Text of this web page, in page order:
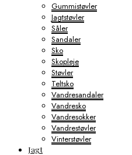
Gummistøvler
Jagtstøvler
Såler
Sandaler
Sko
Skopleje
Støvler
Teltsko
Vandresandaler
Vandresko
Vandresokker
Vandrestøvler
Vinterstøvler
Jagt